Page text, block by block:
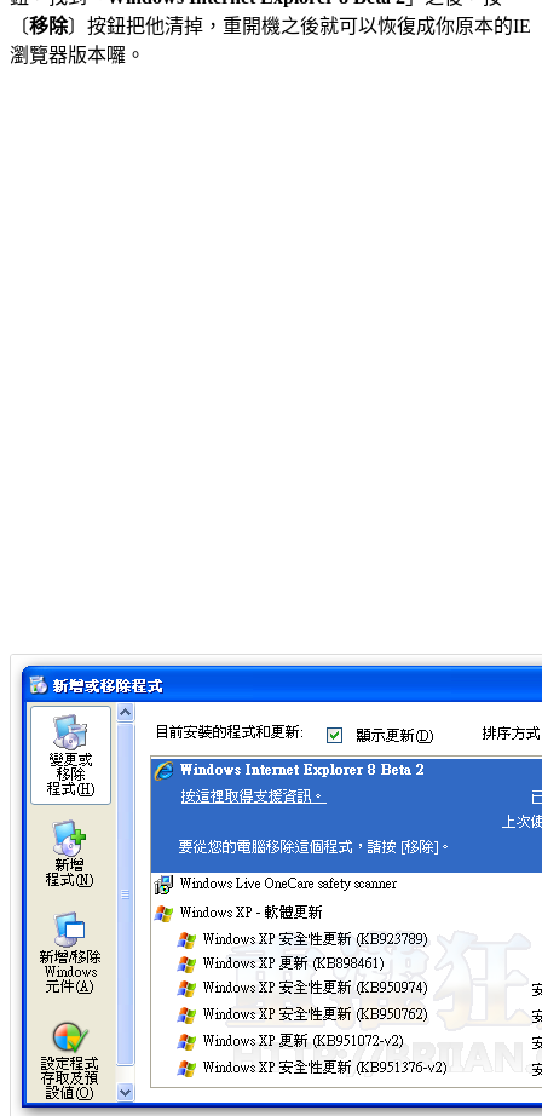
〔移除〕按鈕把他清掉，重開機之後就可以恢復成你原本的IE
瀏覽器版本囉。